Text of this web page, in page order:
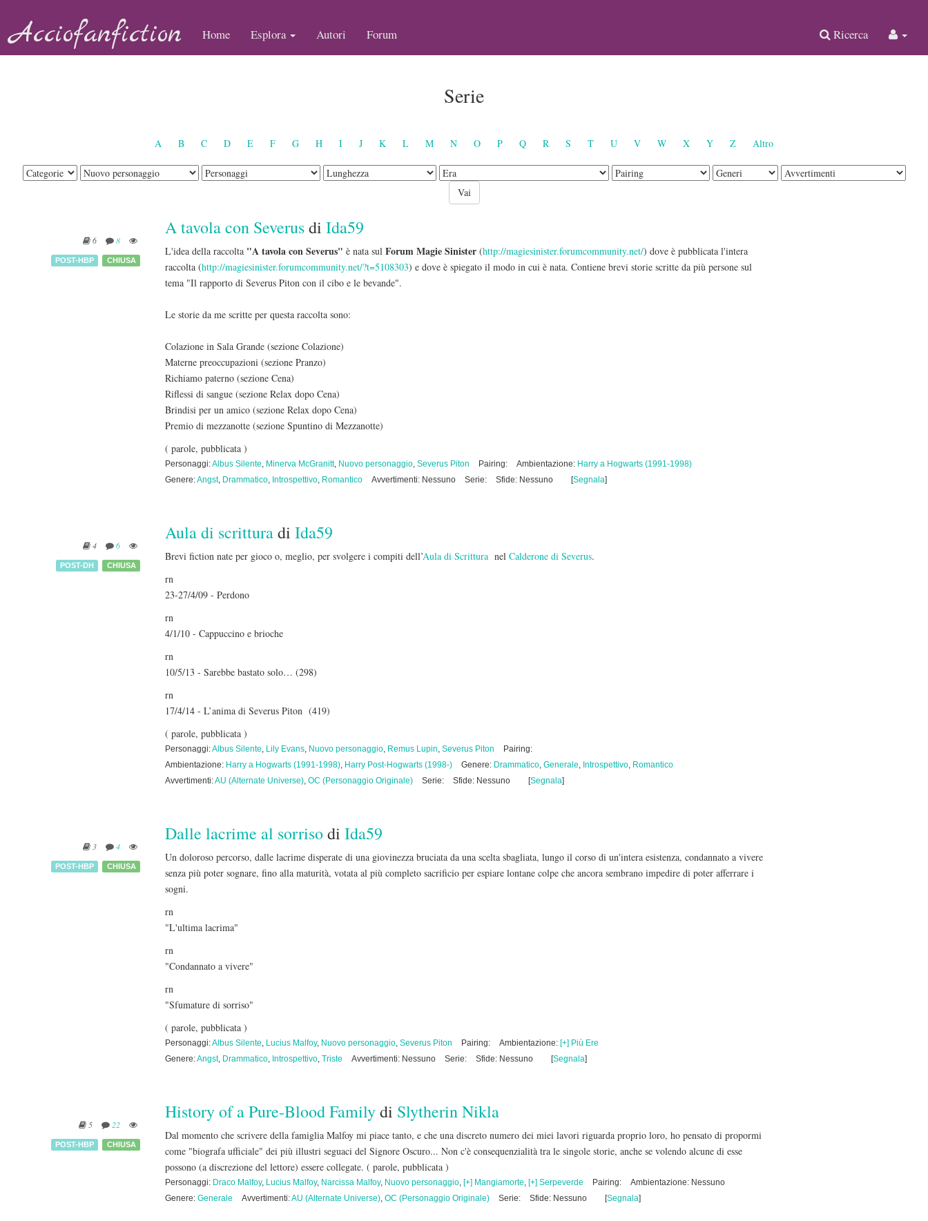
Acciofanfiction Home Esplora Autori Forum Ricerca
Serie
A B C D E F G H I J K L M N O P Q R S T U V W X Y Z Altro
6 8
POST-HBP CHIUSA
A tavola con Severusdi Ida59
L'idea della raccolta "A tavola con Severus" è nata sul Forum Magie Sinister (http://magiesinister.forumcommunity.net/) dove è pubblicata l'intera
raccolta (http://magiesinister.forumcommunity.net/?t=5108303) e dove è spiegato il modo in cui è nata. Contiene brevi storie scritte da più persone sul
tema "Il rapporto di Severus Piton con il cibo e le bevande".
Le storie da me scritte per questa raccolta sono:
Colazione in Sala Grande (sezione Colazione)
Materne preoccupazioni (sezione Pranzo)
Richiamo paterno (sezione Cena)
Riflessi di sangue (sezione Relax dopo Cena)
Brindisi per un amico (sezione Relax dopo Cena)
Premio di mezzanotte (sezione Spuntino di Mezzanotte)
( parole, pubblicata )
Personaggi:Albus Silente, Minerva McGranitt, Nuovo personaggio, Severus Piton Pairing: Ambientazione: Harry a Hogwarts (1991-1998)
Genere:Angst, Drammatico, Introspettivo, Romantico Avvertimenti: Nessuno Serie: Sfide: Nessuno [Segnala]
4 6
POST-DH CHIUSA
Aula di scritturadi Ida59
Brevi fiction nate per gioco o, meglio, per svolgere i compiti dell’Aula di Scrittura nel Calderone di Severus.
rn
23-27/4/09 - Perdono
rn
4/1/10 - Cappuccino e brioche
rn
10/5/13 - Sarebbe bastato solo… (298)
rn
17/4/14 - L’anima di Severus Piton (419)
( parole, pubblicata )
Personaggi:Albus Silente, Lily Evans, Nuovo personaggio, Remus Lupin, Severus Piton
Pairing:
Ambientazione: Harry a Hogwarts (1991-1998), Harry Post-Hogwarts (1998-) Genere: Drammatico, Generale, Introspettivo, Romantico
Avvertimenti:AU (Alternate Universe), OC (Personaggio Originale) Serie: Sfide: Nessuno [Segnala]
3 4
POST-HBP CHIUSA
Dalle lacrime al sorrisodi Ida59
Un doloroso percorso, dalle lacrime disperate di una giovinezza bruciata da una scelta sbagliata, lungo il corso di un'intera esistenza, condannato a vivere
senza più poter sognare, fino alla maturità, votata al più completo sacrificio per espiare lontane colpe che ancora sembrano impedire di poter afferrare i
sogni.
rn
"L'ultima lacrima"
rn
"Condannato a vivere"
rn
"Sfumature di sorriso"
( parole, pubblicata )
Personaggi:Albus Silente, Lucius Malfoy, Nuovo personaggio, Severus Piton Pairing: Ambientazione: [+] Più Ere
Genere:Angst, Drammatico, Introspettivo, Triste Avvertimenti: Nessuno Serie: Sfide: Nessuno [Segnala]
5 22
POST-HBP CHIUSA
History of a Pure-Blood Familydi Slytherin Nikla
Dal momento che scrivere della famiglia Malfoy mi piace tanto, e che una discreto numero dei miei lavori riguarda proprio loro, ho pensato di propormi
come "biografa ufficiale" dei più illustri seguaci del Signore Oscuro... Non c'è consequenzialità tra le singole storie, anche se volendo alcune di esse
possono (a discrezione del lettore) essere collegate. ( parole, pubblicata )
Personaggi: Draco Malfoy, Lucius Malfoy, Narcissa Malfoy, Nuovo personaggio, [+] Mangiamorte, [+] Serpeverde Pairing:
Ambientazione: Nessuno
Genere: Generale Avvertimenti:AU (Alternate Universe), OC (Personaggio Originale) Serie: Sfide: Nessuno [Segnala]